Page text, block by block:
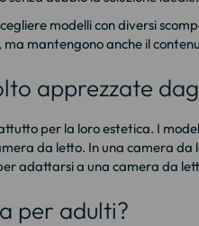
modelli con diversi
mantengono anche il
apprezzate
per la loro estetica. I
da letto. In una camera
adattarsi a una camera da
per adulti?